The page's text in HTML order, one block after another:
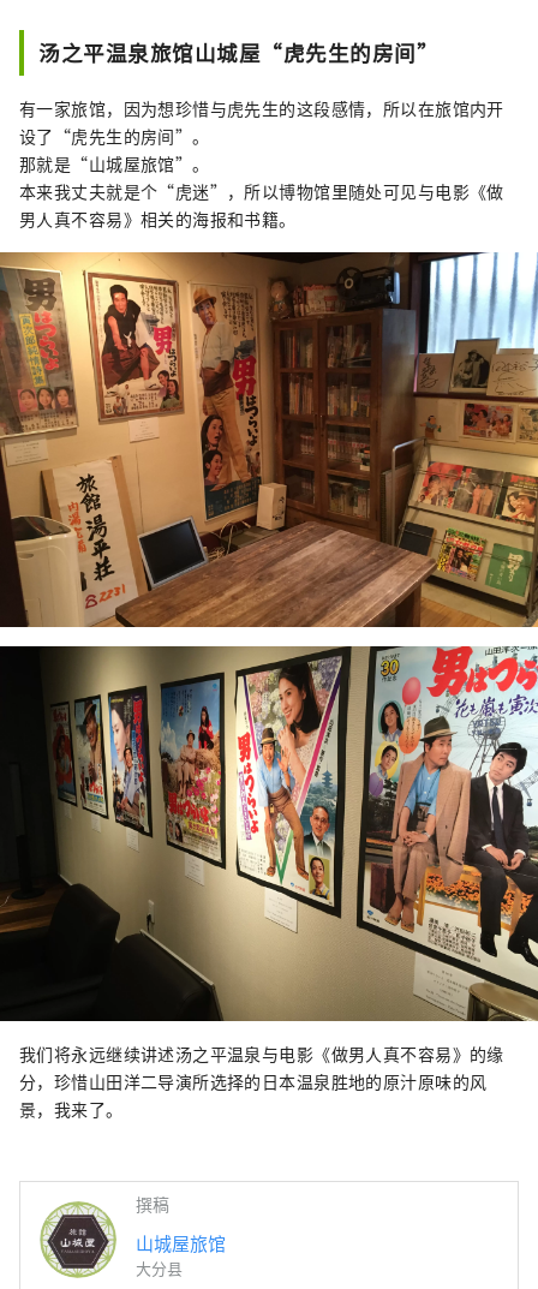
汤之平温泉旅馆山城屋“虎先生的房间”
有一家旅馆，因为想珍惜与虎先生的这段感情，所以在旅馆内开
设了“虎先生的房间”。
那就是“山城屋旅馆”。
本来我丈夫就是个“虎迷”，所以博物馆里随处可见与电影《做
男人真不容易》相关的海报和书籍。
我们将永远继续讲述汤之平温泉与电影《做男人真不容易》的缘
分，珍惜山田洋二导演所选择的日本温泉胜地的原汁原味的风
景，我来了。
撰稿
山城屋旅馆
大分县